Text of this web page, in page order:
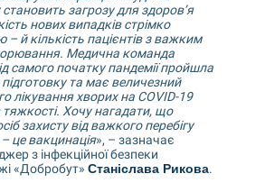
загрозу для здоров’я
нових випадків стрімко
– й кількість пацієнтів з важким
Медична команда
самого початку пандемії пройшла
підготовку та має величезний
лікування хворих на COVID-19
тяжкості. Хочу нагадати, що
захисту від важкого перебігу
це вакцинація», – зазначає
з інфекційної безпеки
«Добробут» Станіслава Рикова.